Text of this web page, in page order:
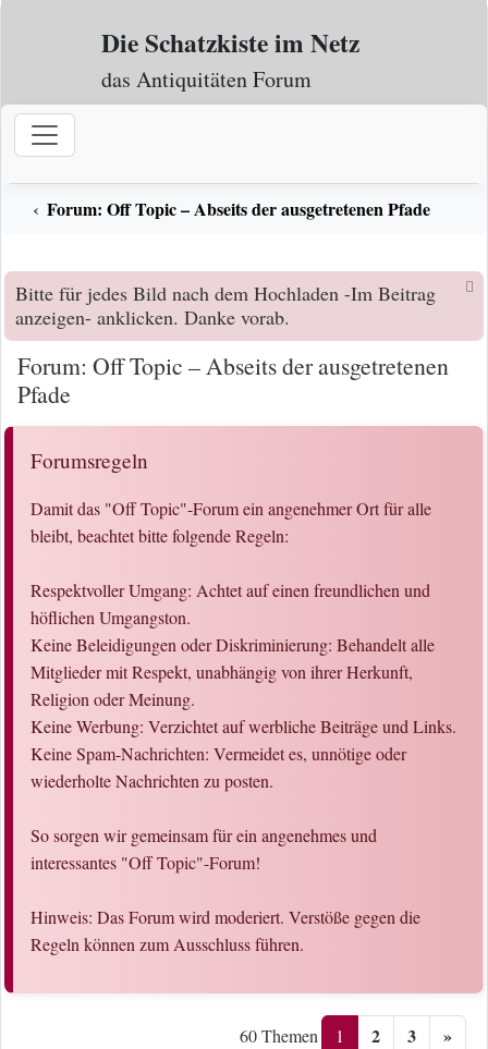
Zum Inhalt
Die Schatzkiste im Netz
das Antiquitäten Forum
Forum: Off Topic – Abseits der ausgetretenen Pfade
Bitte für jedes Bild nach dem Hochladen -Im Beitrag
anzeigen- anklicken. Danke vorab.
Forum: Off Topic – Abseits der ausgetretenen
Pfade
Forumsregeln
Damit das "Off Topic"-Forum ein angenehmer Ort für alle
bleibt, beachtet bitte folgende Regeln:
Respektvoller Umgang: Achtet auf einen freundlichen und
höflichen Umgangston.
Keine Beleidigungen oder Diskriminierung: Behandelt alle
Mitglieder mit Respekt, unabhängig von ihrer Herkunft,
Religion oder Meinung.
Keine Werbung: Verzichtet auf werbliche Beiträge und Links.
Keine Spam-Nachrichten: Vermeidet es, unnötige oder
wiederholte Nachrichten zu posten.
So sorgen wir gemeinsam für ein angenehmes und
interessantes "Off Topic"-Forum!
Hinweis: Das Forum wird moderiert. Verstöße gegen die
Regeln können zum Ausschluss führen.
60 Themen 1 2 3 »